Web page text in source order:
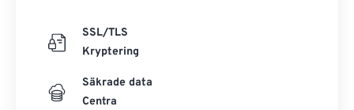
SSL/TLS
Kryptering
Säkrade data
Centra